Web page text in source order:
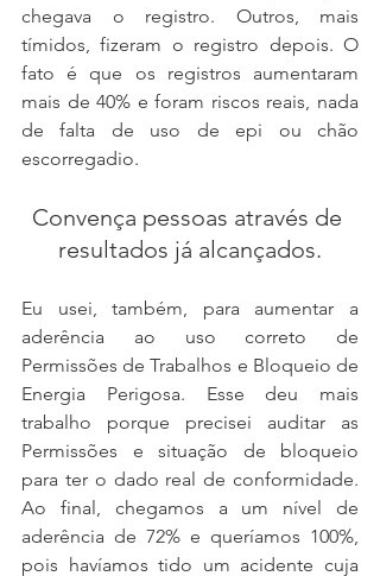
chegava o registro. Outros, mais
tímidos, fizeram o registro depois. O
fato é que os registros aumentaram
mais de 40% e foram riscos reais, nada
de falta de uso de epi ou chão
escorregadio.
Convença pessoas através de
resultados já alcançados.
Eu usei, também, para aumentar a
aderência ao uso correto de
Permissões de Trabalhos e Bloqueio de
Energia Perigosa. Esse deu mais
trabalho porque precisei auditar as
Permissões e situação de bloqueio
para ter o dado real de conformidade.
Ao final, chegamos a um nível de
aderência de 72% e queríamos 100%,
pois havíamos tido um acidente cuja